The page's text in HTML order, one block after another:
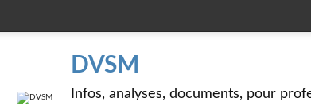
DVSM
Infos, analyses, documents, pour